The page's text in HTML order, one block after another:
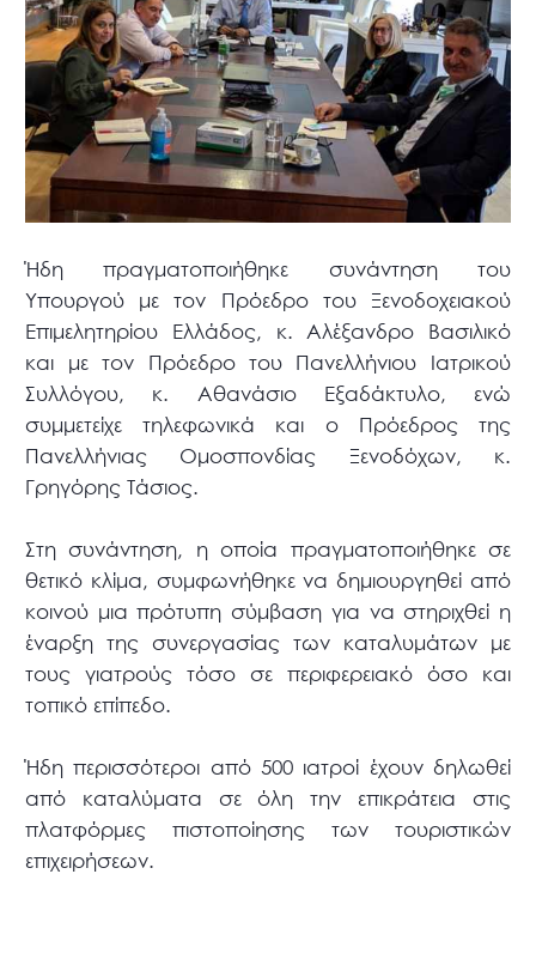
Ήδη πραγματοποιήθηκε συνάντηση του
Υπουργού με τον Πρόεδρο του Ξενοδοχειακού
Επιμελητηρίου Ελλάδος, κ. Αλέξανδρο Βασιλικό
και με τον Πρόεδρο του Πανελλήνιου Ιατρικού
Συλλόγου, κ. Αθανάσιο Εξαδάκτυλο, ενώ
συμμετείχε τηλεφωνικά και ο Πρόεδρος της
Πανελλήνιας Ομοσπονδίας Ξενοδόχων, κ.
Γρηγόρης Τάσιος.
Στη συνάντηση, η οποία πραγματοποιήθηκε σε
θετικό κλίμα, συμφωνήθηκε να δημιουργηθεί από
κοινού μια πρότυπη σύμβαση για να στηριχθεί η
έναρξη της συνεργασίας των καταλυμάτων με
τους γιατρούς τόσο σε περιφερειακό όσο και
τοπικό επίπεδο.
Ήδη περισσότεροι από 500 ιατροί έχουν δηλωθεί
από καταλύματα σε όλη την επικράτεια στις
πλατφόρμες πιστοποίησης των τουριστικών
επιχειρήσεων.